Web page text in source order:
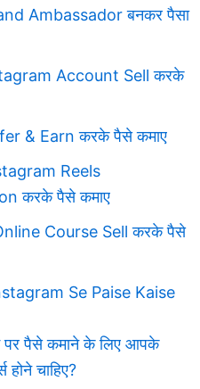
Ambassador बनकर पैसा
Account Sell करके
& Earn करके पैसे कमाए
Reels
करके पैसे कमाए
Course Sell करके पैसे
Se Paise Kaise
पर पैसे कमाने के लिए आपके
होने चाहिए?